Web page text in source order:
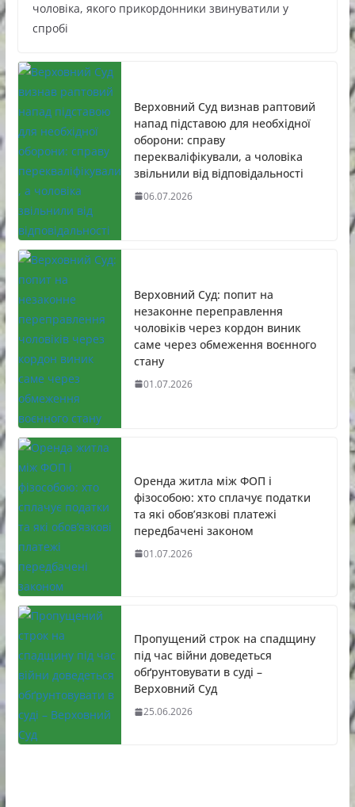
чоловіка, якого прикордонники звинуватили у
спробі
Верховний Суд визнав раптовий
напад підставою для необхідної
оборони: справу
перекваліфікували, а чоловіка
звільнили від відповідальності
06.07.2026
Верховний Суд: попит на
незаконне переправлення
чоловіків через кордон виник
саме через обмеження воєнного
стану
01.07.2026
Оренда житла між ФОП і
фізособою: хто сплачує податки
та які обов’язкові платежі
передбачені законом
01.07.2026
Пропущений строк на спадщину
під час війни доведеться
обґрунтовувати в суді –
Верховний Суд
25.06.2026